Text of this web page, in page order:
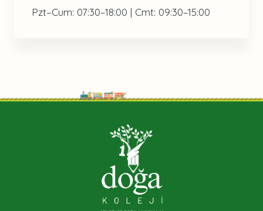
Pzt–Cum: 07:30–18:00 | Cmt: 09:30–15:00